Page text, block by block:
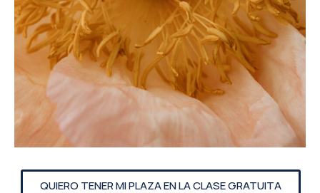
QUIERO TENER MI PLAZA EN LA CLASE GRATUITA